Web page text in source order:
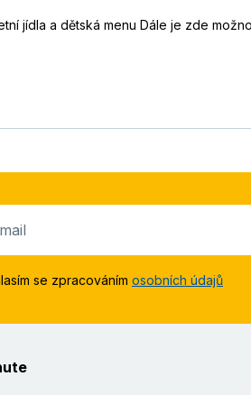
jídla a dětská menu Dále je zde
se zpracováním osobních údajů